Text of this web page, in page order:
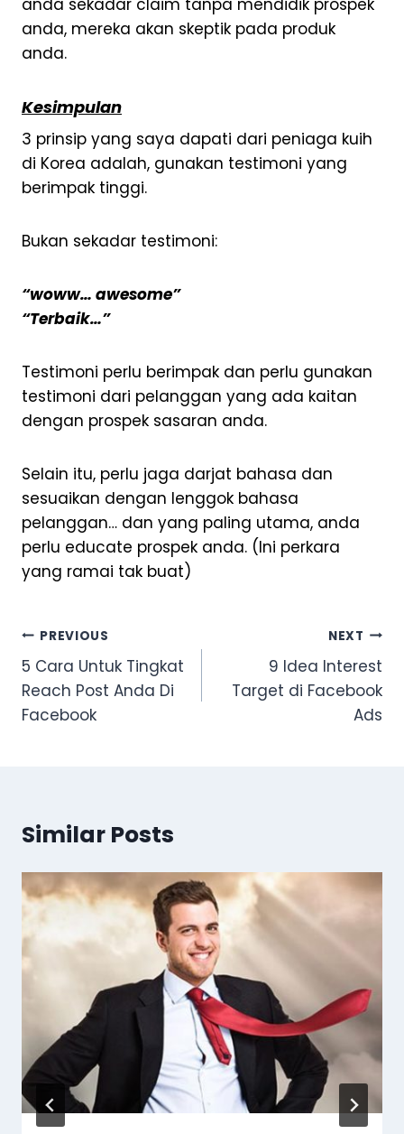
anda sekadar claim tanpa mendidik prospek
anda, mereka akan skeptik pada produk
anda.
Kesimpulan
3 prinsip yang saya dapati dari peniaga kuih
di Korea adalah, gunakan testimoni yang
berimpak tinggi.
Bukan sekadar testimoni:
“woww… awesome”
“Terbaik…”
Testimoni perlu berimpak dan perlu gunakan
testimoni dari pelanggan yang ada kaitan
dengan prospek sasaran anda.
Selain itu, perlu jaga darjat bahasa dan
sesuaikan dengan lenggok bahasa
pelanggan… dan yang paling utama, anda
perlu educate prospek anda. (Ini perkara
yang ramai tak buat)
Post
navigation
PREVIOUS
5 Cara Untuk Tingkat
Reach Post Anda Di
Facebook
NEXT
9 Idea Interest
Target di Facebook
Ads
Similar Posts